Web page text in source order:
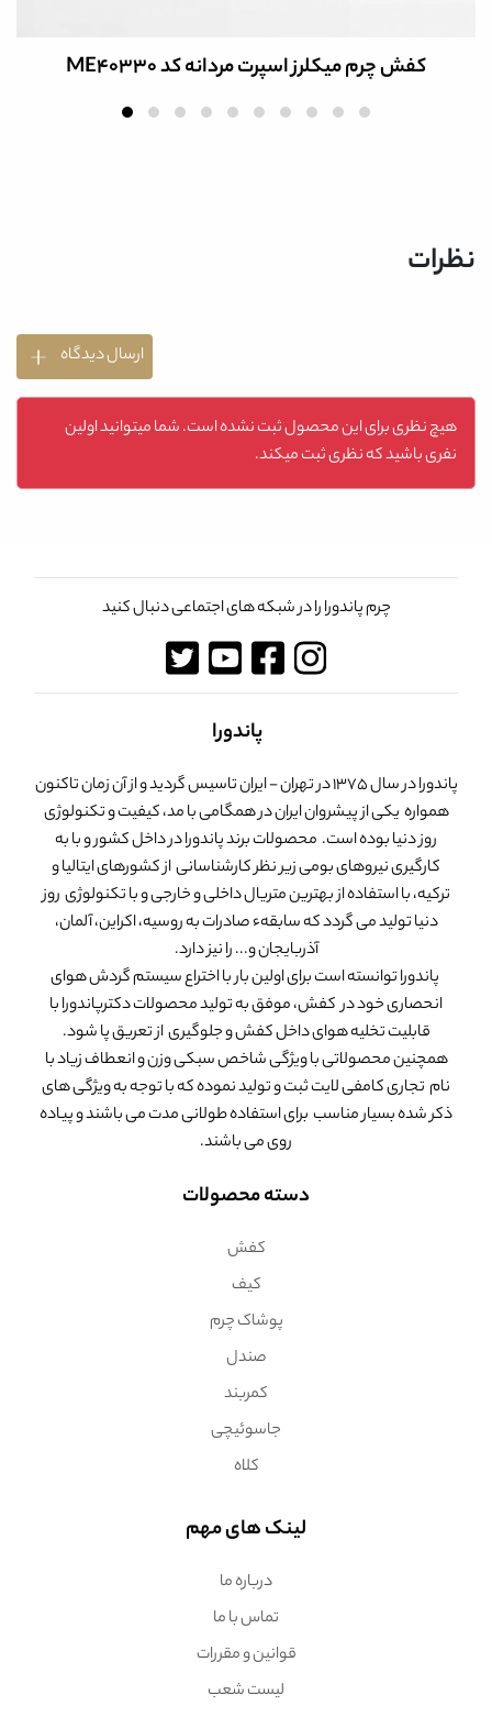
کفش چرم میکلرز اسپرت مردانه کد ME40330
نظرات
ارسال دیدگاه
هیچ نظری برای این محصول ثبت نشده است. شما میتوانید اولین
نفری باشید که نظری ثبت میکند.
چرم پاندورا را در شبکه های اجتماعی دنبال کنید
پاندورا
پاندورا در سال 1375 در تهران - ایران تاسیس گردید و از آن زمان تاکنون
همواره یکی از پیشروان ایران در همگامی با مد، کیفیت و تکنولوژی
روز دنیا بوده است. محصولات برند پاندورا در داخل کشور و با به
کارگیری نیروهای بومی زیر نظر کارشناسانی از کشورهای ایتالیا و
ترکیه، با استفاده از بهترین متریال داخلی و خارجی و با تکنولوژی روز
دنیا تولید می گردد که سابقهء صادرات به روسیه، اکراین، آلمان،
آذربایجان و... را نیز دارد.
پاندورا توانسته است برای اولین بار با اختراع سیستم گردش هوای
انحصاری خود در کفش، موفق به تولید محصولات دکترپاندورا با
قابلیت تخلیه هوای داخل کفش و جلوگیری از تعریق پا شود.
همچنین محصولاتی با ویژگی شاخص سبکی وزن و انعطاف زیاد با
نام تجاری کامفی لایت ثبت و تولید نموده که با توجه به ویژگی های
ذکر شده بسیار مناسب برای استفاده طولانی مدت می باشند و پیاده
روی می باشند.
دسته محصولات
کفش
کیف
پوشاک چرم
صندل
کمربند
جاسوئیچی
کلاه
لینک های مهم
درباره ما
تماس با ما
قوانین و مقررات
لیست شعب